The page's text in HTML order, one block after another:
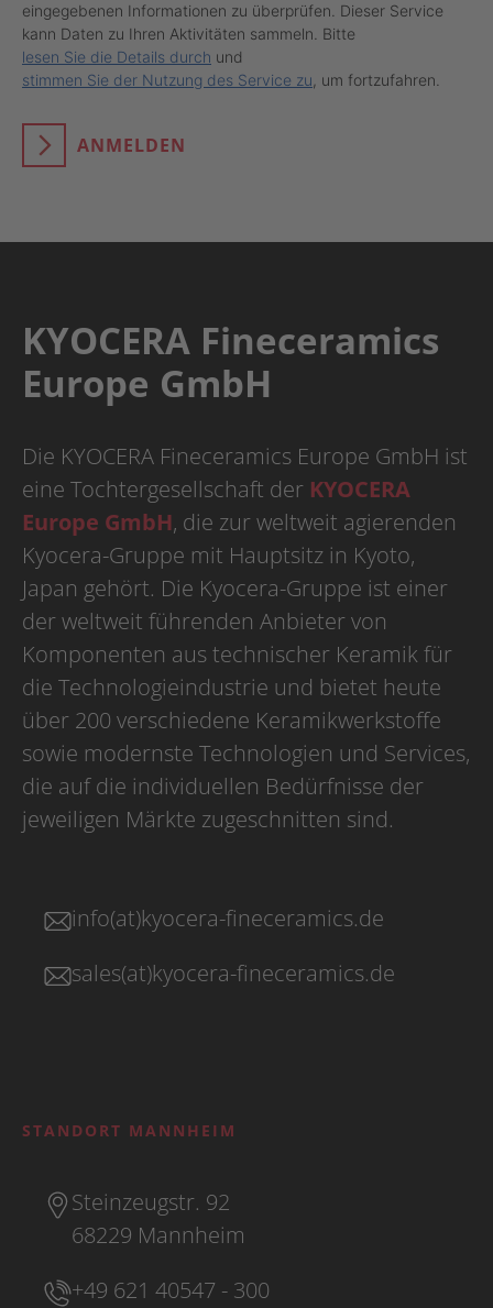
KYOCERA Fineceramics
Europe GmbH
Die KYOCERA Fineceramics Europe GmbH ist
eine Tochtergesellschaft der KYOCERA
Europe GmbH, die zur weltweit agierenden
Kyocera-Gruppe mit Hauptsitz in Kyoto,
Japan gehört. Die Kyocera-Gruppe ist einer
der weltweit führenden Anbieter von
Komponenten aus technischer Keramik für
die Technologieindustrie und bietet heute
über 200 verschiedene Keramikwerkstoffe
sowie modernste Technologien und Services,
die auf die individuellen Bedürfnisse der
jeweiligen Märkte zugeschnitten sind.
info(at)kyocera-fineceramics.de
sales(at)kyocera-fineceramics.de
STANDORT MANNHEIM
Steinzeugstr. 92
68229 Mannheim
+49 621 40547 - 300
eingegebenen Informationen zu überprüfen. Dieser Service
kann Daten zu Ihren Aktivitäten sammeln. Bitte
lesen Sie die Details durch und
stimmen Sie der Nutzung des Service zu , um fortzufahren.
ANMELDEN